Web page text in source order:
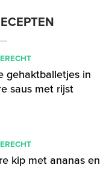
gehaktballetjes in
saus met rijst
kip met ananas en